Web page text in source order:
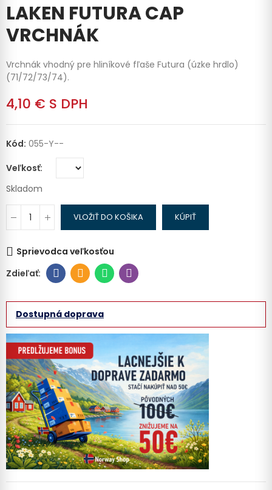
LAKEN FUTURA CAP
VRCHNÁK
Vrchnák vhodný pre hliníkové fľaše Futura (úzke hrdlo)
(71/72/73/74).
4,10 € S DPH
Kód: 055-Y--
Veľkosť
Skladom
VLOŽIŤ DO KOŠIKA KÚPIŤ
Sprievodca veľkosťou
Dostupná doprava